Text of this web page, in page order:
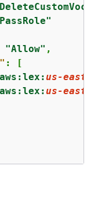
"Allow" ,
: [
us-east-1
us-east-1